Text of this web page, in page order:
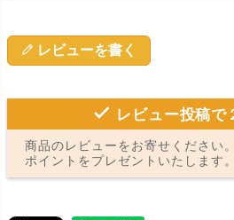
レビューを書く
レビュー投稿で
商品のレビューをお寄せください
ポイントをプレゼントいたします。